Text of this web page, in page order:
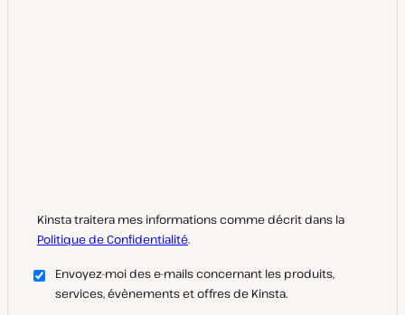
Kinsta traitera mes informations comme décrit dans la
Politique de Confidentialité.
Envoyez-moi des e-mails concernant les produits,
services, évènements et offres de Kinsta.